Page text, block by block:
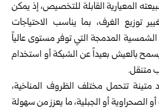
المعيارية القابلة للتخصيص، إذ يمكن
توزيع الغرف، بما يناسب الاحتياجات
الشمسية المدمجة التي توفر مستوى عالياً
بالعيش بعيداً عن الشبكة أو استخدام
متنقل.
تتحمل مختلف الظروف المناخية،
الصحراوية أو الجبلية، ما يعزز من سهولة